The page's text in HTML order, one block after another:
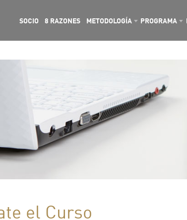
SOCIO 8 RAZONES METODOLOGÍA PROGRAMA
el Curso